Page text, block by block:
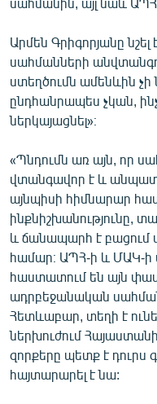
Արմեն Գրիգորյանը
սահմանների
ստեղծումն ամենևին
ընդհանրապես չկան,
ներկայացնել»։
«Պնդումն առ այն, որ
վտանգավոր է և
այնպիսի հիմնարար
ինքնիշխանությունը,
և ճանապարհ է բացում
համար։ ԱՊՀ-ի և ՄԱԿ-
հաստատում են այն
ադրբեջանական
Հետևաբար, տեղի է
ներխուժում
զորքերը պետք է
հայտարարել է նա: